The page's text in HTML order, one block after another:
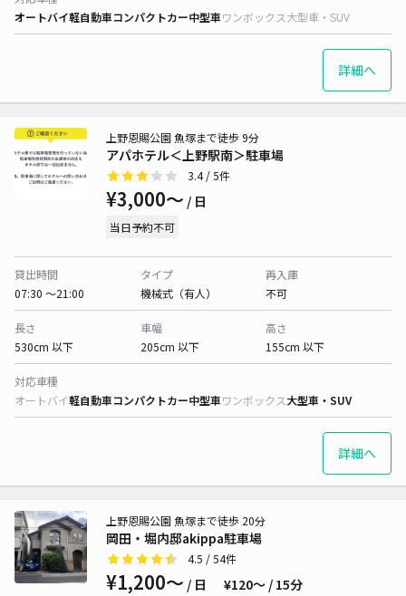
オートバイ軽自動車コンパクトカー中型車ワンボックス大型車・SUV
詳細へ
アパホテル＜上野駅南＞駐車場
上野恩賜公園 魚塚まで徒歩 9分
3.4/ 5件
¥3,000〜 / 日
当日予約不可
貸出時間
07:30 〜21:00
タイプ
機械式（有人）
再入庫
不可
長さ
530cm 以下
車幅
205cm 以下
高さ
155cm 以下
対応車種
オートバイ軽自動車コンパクトカー中型車ワンボックス大型車・SUV
詳細へ
岡田・堀内邸akippa駐車場
上野恩賜公園 魚塚まで徒歩 20分
4.5 / 54件
¥1,200〜 / 日 ¥120〜 / 15分